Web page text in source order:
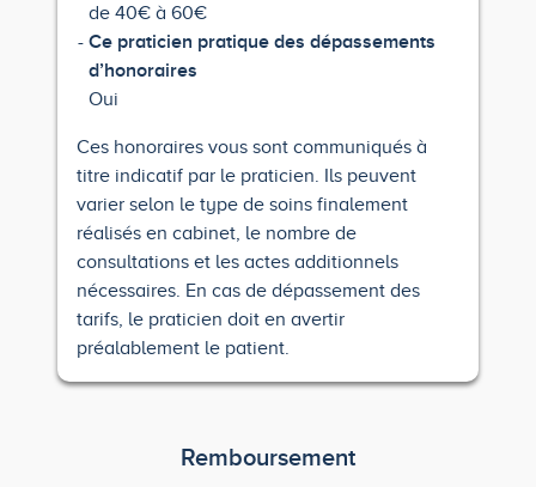
de 40€ à 60€
Ce praticien pratique des dépassements
d’honoraires
Oui
Ces honoraires vous sont communiqués à
titre indicatif par le praticien. Ils peuvent
varier selon le type de soins finalement
réalisés en cabinet, le nombre de
consultations et les actes additionnels
nécessaires. En cas de dépassement des
tarifs, le praticien doit en avertir
préalablement le patient.
Remboursement